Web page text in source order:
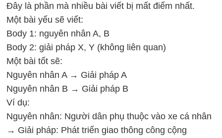
Đây là phần mà nhiều bài viết bị mất điểm nhất.
Một bài yếu sẽ viết:
Body 1: nguyên nhân A, B
Body 2: giải pháp X, Y (không liên quan)
Một bài tốt sẽ:
Nguyên nhân A → Giải pháp A
Nguyên nhân B → Giải pháp B
Ví dụ:
Nguyên nhân: Người dân phụ thuộc vào xe cá nhân
→ Giải pháp: Phát triển giao thông công cộng